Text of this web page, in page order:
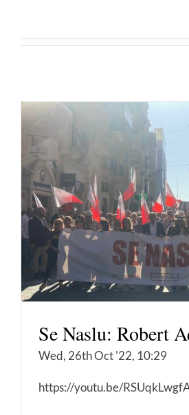
Se Naslu: Robert
Wed, 26th Oct '22, 10:29
https://youtu.be/